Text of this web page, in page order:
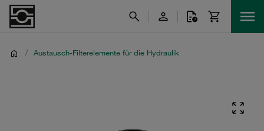
/ Austausch-Filterelemente für die Hydraulik